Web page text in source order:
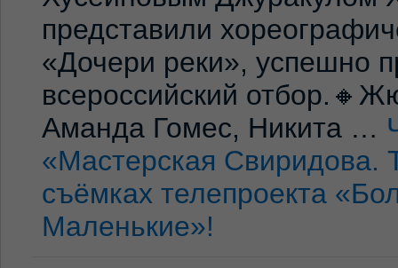
представили
«Дочери реки», успешно
всероссийский
Аманда Гомес, Никита …
«Мастерская Свиридова.
съёмках телепроекта
Маленькие»!